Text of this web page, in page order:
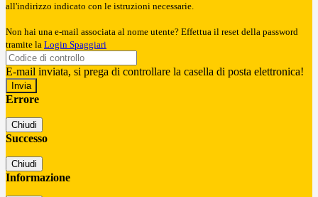
all'indirizzo indicato con le istruzioni necessarie.
Non hai una e-mail associata al nome utente? Effettua il reset della password
tramite la Login Spaggiari
E-mail inviata, si prega di controllare la casella di posta elettronica!
Errore
Chiudi
Successo
Chiudi
Informazione